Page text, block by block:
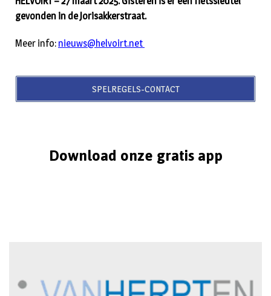
gevonden in de Jorisakkerstraat.
Meer info: nieuws@helvoirt.net
SPELREGELS-CONTACT
Download onze gratis app